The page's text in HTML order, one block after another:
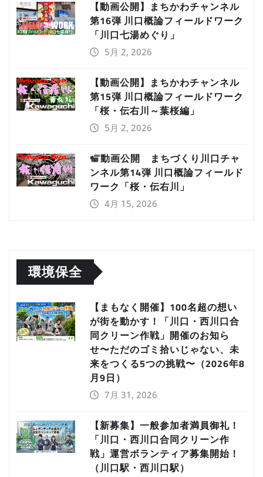
【動画公開】まちかわチャンネル
第16弾 川口概論フィールドワーク
「川口七湯めぐり」
5月 2, 2026
【動画公開】まちかわチャンネル
第15弾 川口概論フィールドワーク
「桜・伝右川～葉桜編」
5月 2, 2026
動画公開 まちづくり川口チャ
ンネル第14弾 川口概論フィールド
ワーク「桜・伝右川」
4月 15, 2026
環境保全
【まもなく開催】100名超の想い
が街を動かす！「川口・西川口合
同クリーン作戦」開催のお知ら
せ〜ただのゴミ拾いじゃない、未
来をつくる5つの挑戦〜（2026年8
月9日）
7月 31, 2026
【新募集】一般参加者満員御礼！
「川口・西川口合同クリーン作
戦」運営ボランティア募集開始！
（川口駅・西川口駅）